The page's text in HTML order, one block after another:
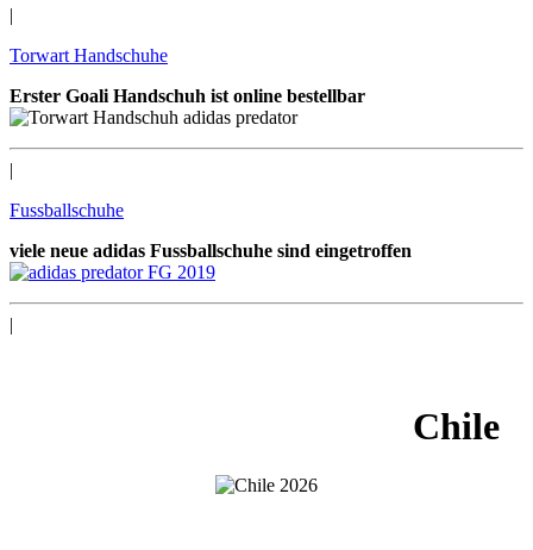
|
Torwart Handschuhe
Erster Goali Handschuh ist online bestellbar
|
Fussballschuhe
viele neue adidas Fussballschuhe sind eingetroffen
|
Chile